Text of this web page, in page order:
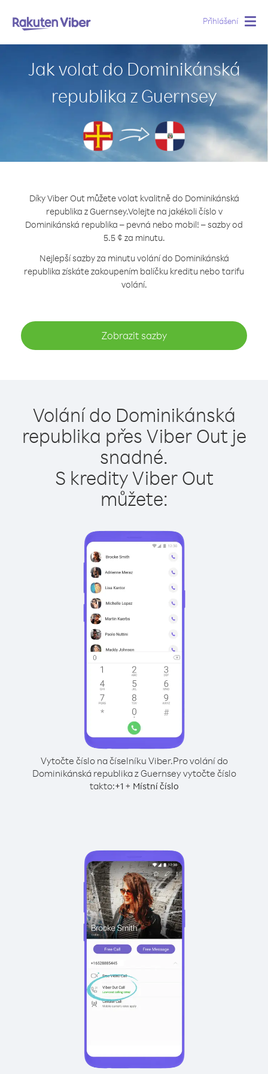
Přihlášení
Jak volat do Dominikánská
republika z Guernsey
Díky Viber Out můžete volat kvalitně do Dominikánská
republika z Guernsey.Volejte na jakékoli číslo v
Dominikánská republika – pevná nebo mobil! – sazby od
5.5 ¢ za minutu.
Nejlepší sazby za minutu volání do Dominikánská
republika získáte zakoupením balíčku kreditu nebo tarifu
volání.
Zobrazit sazby
Volání do Dominikánská
republika přes Viber Out je
snadné.
S kredity Viber Out
můžete:
Vytočte číslo na číselníku Viber.Pro volání do
Dominikánská republika z Guernsey vytočte číslo
takto:+1+ Místní číslo